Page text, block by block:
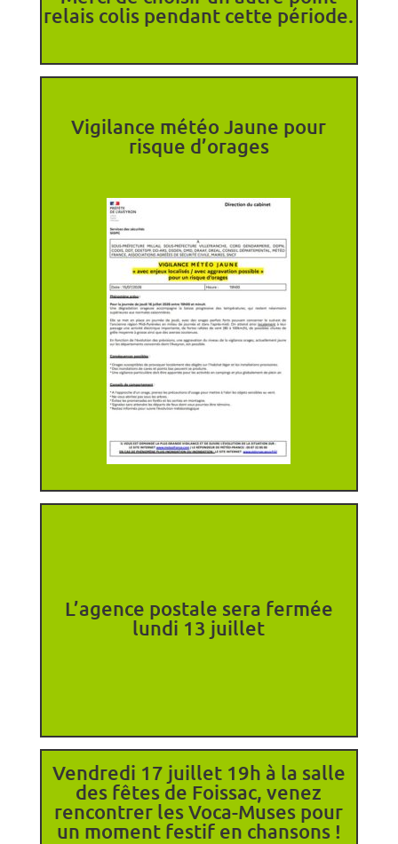
relais colis pendant cette période.
Vigilance météo Jaune pour
risque d’orages
L’agence postale sera fermée
lundi 13 juillet
Vendredi 17 juillet 19h à la salle
des fêtes de Foissac, venez
rencontrer les Voca-Muses pour
un moment festif en chansons !